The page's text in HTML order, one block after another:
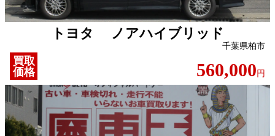
トヨタ ノアハイブリッド
千葉県柏市
買取
価格
560,000 円